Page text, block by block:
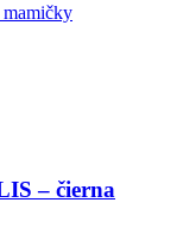
– čierna